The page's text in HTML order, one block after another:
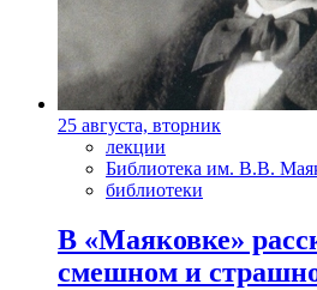
25 августа, вторник
лекции
Библиотека им. В.В.
библиотеки
В «Маяковке»
смешном и